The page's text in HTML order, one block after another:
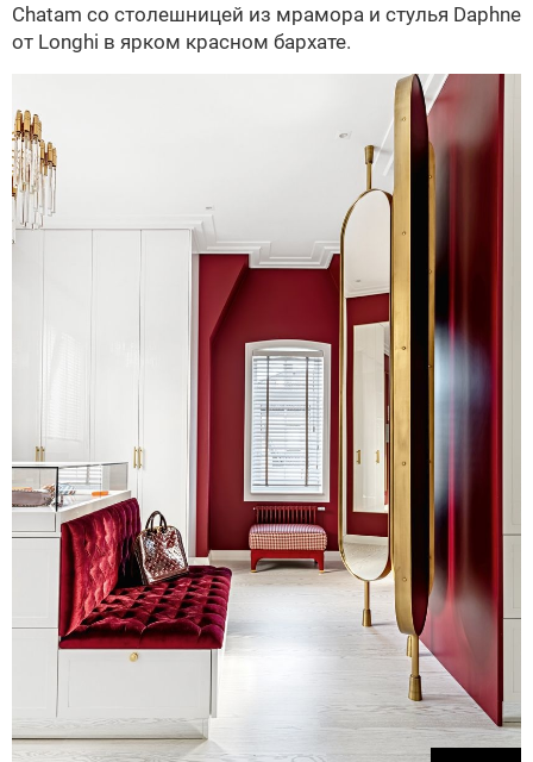
Chatam со столешницей из мрамора и стулья Daphne
от Longhi в ярком красном бархате.